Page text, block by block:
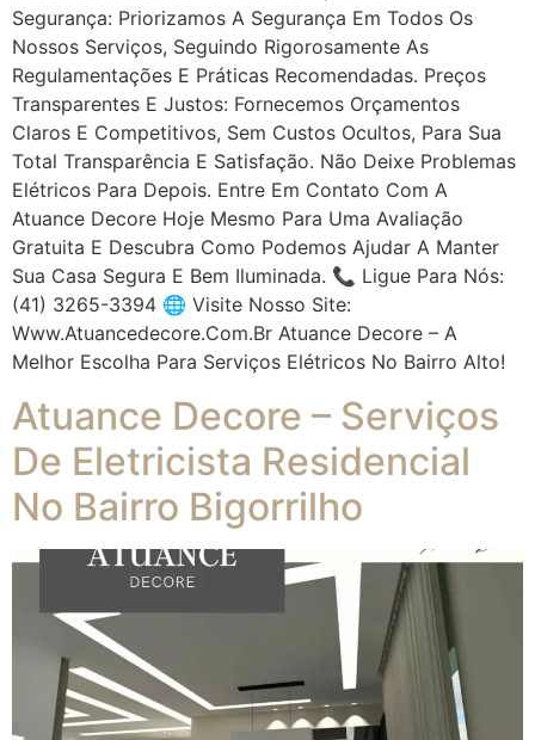
Segurança: Priorizamos A Segurança Em Todos Os
Nossos Serviços, Seguindo Rigorosamente As
Regulamentações E Práticas Recomendadas. Preços
Transparentes E Justos: Fornecemos Orçamentos
Claros E Competitivos, Sem Custos Ocultos, Para Sua
Total Transparência E Satisfação. Não Deixe Problemas
Elétricos Para Depois. Entre Em Contato Com A
Atuance Decore Hoje Mesmo Para Uma Avaliação
Gratuita E Descubra Como Podemos Ajudar A Manter
Sua Casa Segura E Bem Iluminada. 📞 Ligue Para Nós:
(41) 3265-3394 🌐 Visite Nosso Site:
Www.atuancedecore.com.br Atuance Decore – A
Melhor Escolha Para Serviços Elétricos No Bairro Alto!
Atuance Decore – Serviços
De Eletricista Residencial
No Bairro Bigorrilho